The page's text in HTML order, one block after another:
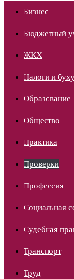
Бизнес
Бюджетный
ЖКХ
Налоги и
Образование
Общество
Практика
Проверки
Профессия
Социальная
Судебная
Транспорт
Труд